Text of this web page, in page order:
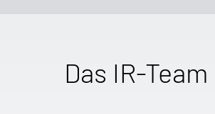
Das IR-Team